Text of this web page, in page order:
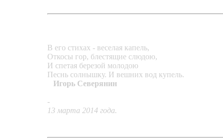
В его стихах - веселая капель,
Откосы гор, блестящие слюдою,
И спетая березой молодою
Песнь солнышку. И вешних вод купель.
Игорь Северянин
-
13 марта 2014 года.